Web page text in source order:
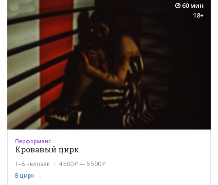
60 мин
18+
Перформанс
Кровавый цирк
1–8 человек
4 500 ₽ — 5 500 ₽
В цирк →